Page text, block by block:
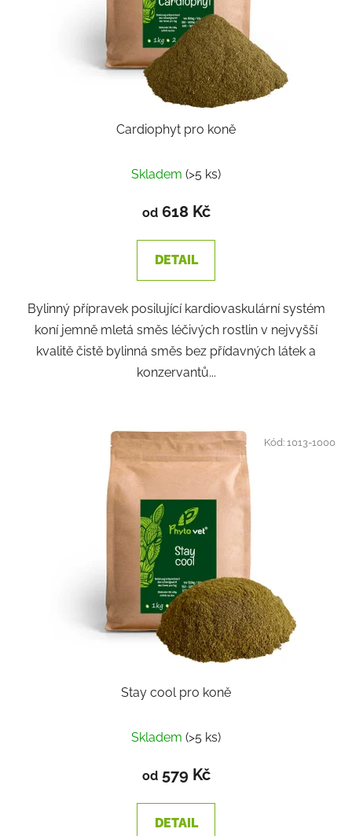
Cardiophyt pro koně
Skladem (>5 ks)
od618 Kč
DETAIL
Bylinný přípravek posilující kardiovaskulární systém
koní jemně mletá směs léčivých rostlin v nejvyšší
kvalitě čistě bylinná směs bez přídavných látek a
konzervantů...
Stay cool pro koně
Skladem (>5 ks)
od579 Kč
DETAIL
Kód:1013-1000